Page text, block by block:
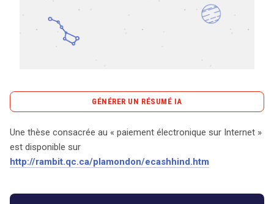
CONTACT
GÉNÉRER UN RÉSUMÉ IA
Rédige un résumé fluide et bien structuré de l’article
suivant, d’une longueur comprise entre 220 et 250 mots :
Une thèse consacrée au « paiement électronique sur Internet »
est disponible sur
http://rambit.qc.ca/plamondon/ecashhind.htm